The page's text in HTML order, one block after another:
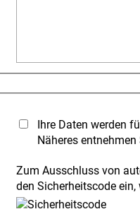
Ihre Daten werden
Näheres
Zum Ausschluss von
den Sicherheitscode